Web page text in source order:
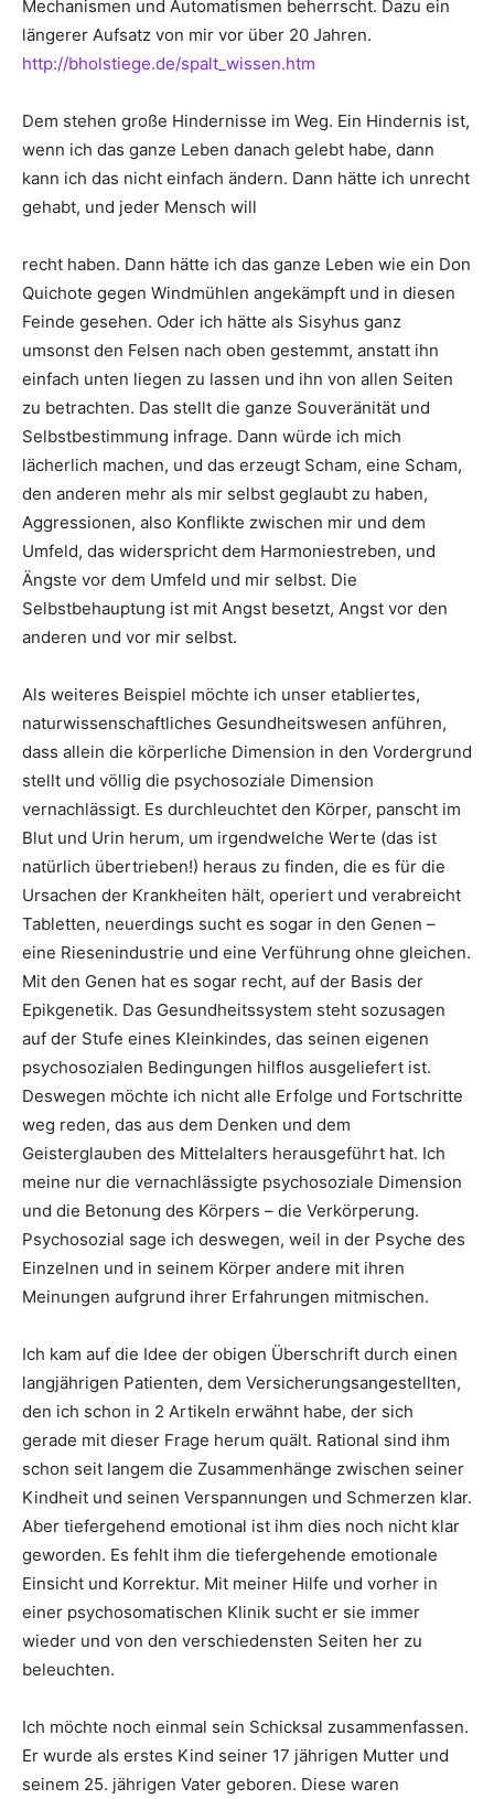
Mechanismen und Automatismen beherrscht. Dazu ein
längerer Aufsatz von mir vor über 20 Jahren.
http://bholstiege.de/spalt_wissen.htm
Dem stehen große Hindernisse im Weg. Ein Hindernis ist,
wenn ich das ganze Leben danach gelebt habe, dann
kann ich das nicht einfach ändern. Dann hätte ich unrecht
gehabt, und jeder Mensch will
recht haben. Dann hätte ich das ganze Leben wie ein Don
Quichote gegen Windmühlen angekämpft und in diesen
Feinde gesehen. Oder ich hätte als Sisyhus ganz
umsonst den Felsen nach oben gestemmt, anstatt ihn
einfach unten liegen zu lassen und ihn von allen Seiten
zu betrachten. Das stellt die ganze Souveränität und
Selbstbestimmung infrage. Dann würde ich mich
lächerlich machen, und das erzeugt Scham, eine Scham,
den anderen mehr als mir selbst geglaubt zu haben,
Aggressionen, also Konflikte zwischen mir und dem
Umfeld, das widerspricht dem Harmoniestreben, und
Ängste vor dem Umfeld und mir selbst. Die
Selbstbehauptung ist mit Angst besetzt, Angst vor den
anderen und vor mir selbst.
Als weiteres Beispiel möchte ich unser etabliertes,
naturwissenschaftliches Gesundheitswesen anführen,
dass allein die körperliche Dimension in den Vordergrund
stellt und völlig die psychosoziale Dimension
vernachlässigt. Es durchleuchtet den Körper, panscht im
Blut und Urin herum, um irgendwelche Werte (das ist
natürlich übertrieben!) heraus zu finden, die es für die
Ursachen der Krankheiten hält, operiert und verabreicht
Tabletten, neuerdings sucht es sogar in den Genen –
eine Riesenindustrie und eine Verführung ohne gleichen.
Mit den Genen hat es sogar recht, auf der Basis der
Epikgenetik. Das Gesundheitssystem steht sozusagen
auf der Stufe eines Kleinkindes, das seinen eigenen
psychosozialen Bedingungen hilflos ausgeliefert ist.
Deswegen möchte ich nicht alle Erfolge und Fortschritte
weg reden, das aus dem Denken und dem
Geisterglauben des Mittelalters herausgeführt hat. Ich
meine nur die vernachlässigte psychosoziale Dimension
und die Betonung des Körpers – die Verkörperung.
Psychosozial sage ich deswegen, weil in der Psyche des
Einzelnen und in seinem Körper andere mit ihren
Meinungen aufgrund ihrer Erfahrungen mitmischen.
Ich kam auf die Idee der obigen Überschrift durch einen
langjährigen Patienten, dem Versicherungsangestellten,
den ich schon in 2 Artikeln erwähnt habe, der sich
gerade mit dieser Frage herum quält. Rational sind ihm
schon seit langem die Zusammenhänge zwischen seiner
Kindheit und seinen Verspannungen und Schmerzen klar.
Aber tiefergehend emotional ist ihm dies noch nicht klar
geworden. Es fehlt ihm die tiefergehende emotionale
Einsicht und Korrektur. Mit meiner Hilfe und vorher in
einer psychosomatischen Klinik sucht er sie immer
wieder und von den verschiedensten Seiten her zu
beleuchten.
Ich möchte noch einmal sein Schicksal zusammenfassen.
Er wurde als erstes Kind seiner 17 jährigen Mutter und
seinem 25. jährigen Vater geboren. Diese waren